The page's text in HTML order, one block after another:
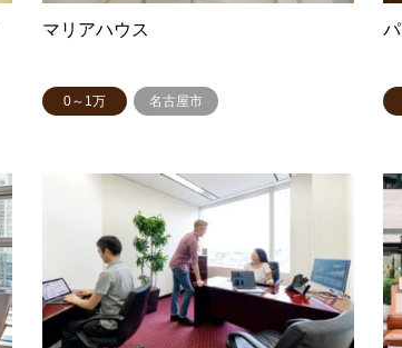
マリアハウス
0～1万 名古屋市